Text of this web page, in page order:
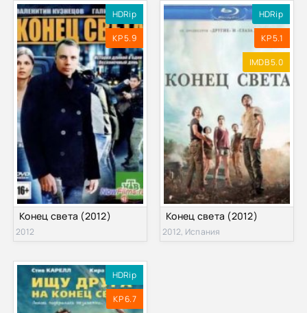
HDRip
KP 5.9
Конец света (2012)
2012
HDRip
KP 5.1
IMDB 5.0
Конец света (2012)
2012, Испания
HDRip
KP 6.7